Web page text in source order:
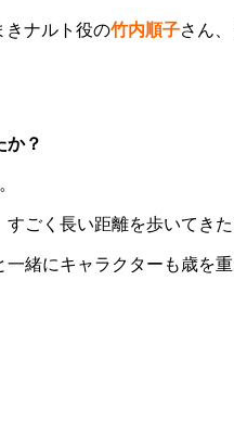
きナルト役の竹内順子さん
か？
ごく長い距離を歩いてきた
緒にキャラクターも歳を